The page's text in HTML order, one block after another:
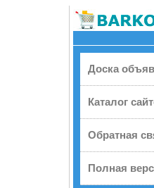
Доска
Каталог
Обратная
Полная